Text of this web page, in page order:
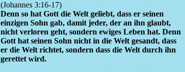
(Johannes 3:16-17)
Denn so hat Gott die Welt geliebt, dass er seinen
einzigen Sohn gab, damit jeder, der an ihn glaubt,
nicht verloren geht, sondern ewiges Leben hat. Denn
Gott hat seinen Sohn nicht in die Welt gesandt, dass
er die Welt richtet, sondern dass die Welt durch ihn
gerettet wird.